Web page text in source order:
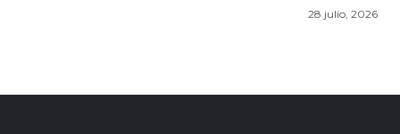
28 julio, 2026